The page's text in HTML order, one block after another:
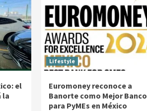
el
la
Lifestyle
Euromoney reconoce a
Banorte como Mejor Banco
para PyMEs en México